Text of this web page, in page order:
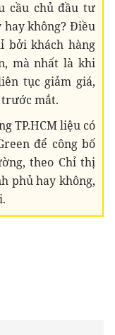
cầu chủ đầu tư
hay không? Điều
bởi khách hàng
mà nhất là khi
tục giảm giá,
mắt.
TP.HCM liệu có
để công bố
theo Chỉ thị
phủ hay không,